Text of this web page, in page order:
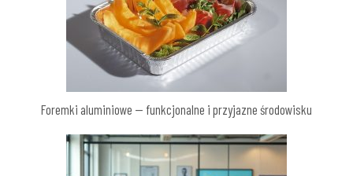
Foremki aluminiowe — funkcjonalne i przyjazne środowisku